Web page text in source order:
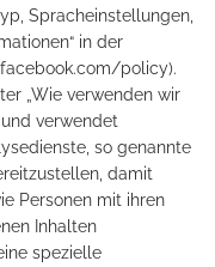
Spracheinstellungen,
in der
policy).
„Wie verwenden wir
verwendet
so genannte
damit
Personen mit ihren
Inhalten
spezielle